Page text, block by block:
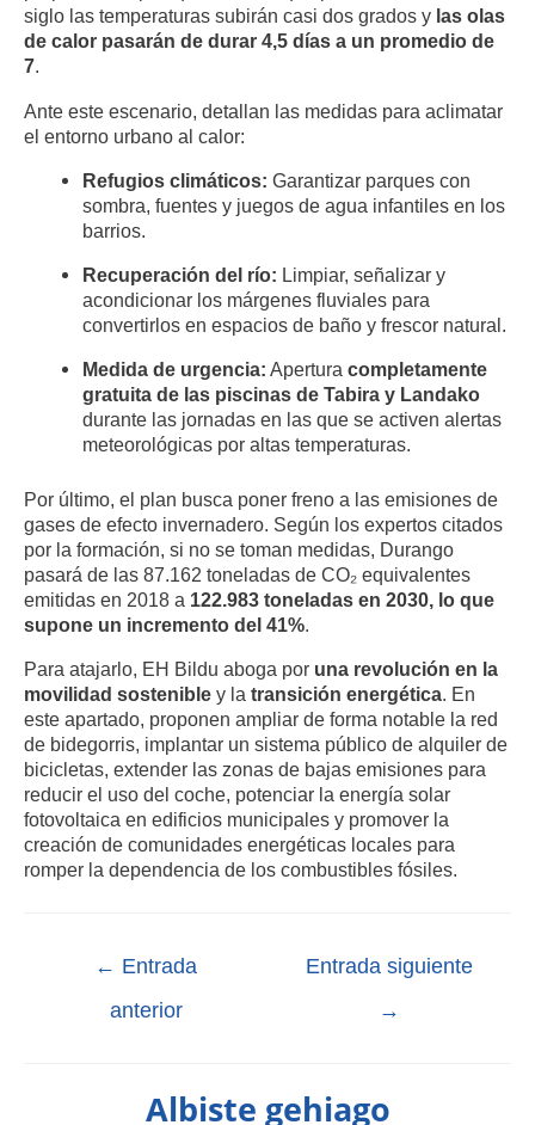
siglo las temperaturas subirán casi dos grados y las olas
de calor pasarán de durar 4,5 días a un promedio de
7.
Ante este escenario, detallan las medidas para aclimatar
el entorno urbano al calor:
Refugios climáticos: Garantizar parques con
sombra, fuentes y juegos de agua infantiles en los
barrios.
Recuperación del río: Limpiar, señalizar y
acondicionar los márgenes fluviales para
convertirlos en espacios de baño y frescor natural.
Medida de urgencia: Aperturacompletamente
gratuita de las piscinas de Tabira y Landako
durante las jornadas en las que se activen alertas
meteorológicas por altas temperaturas.
Por último, el plan busca poner freno a las emisiones de
gases de efecto invernadero. Según los expertos citados
por la formación, si no se toman medidas, Durango
pasará de las 87.162 toneladas de CO₂ equivalentes
emitidas en 2018 a 122.983 toneladas en 2030, lo que
supone un incremento del 41%.
Para atajarlo, EH Bildu aboga por una revolución en la
movilidad sostenible y la transición energética. En
este apartado, proponen ampliar de forma notable la red
de bidegorris, implantar un sistema público de alquiler de
bicicletas, extender las zonas de bajas emisiones para
reducir el uso del coche, potenciar la energía solar
fotovoltaica en edificios municipales y promover la
creación de comunidades energéticas locales para
romper la dependencia de los combustibles fósiles.
← Entrada
anterior
Entrada siguiente
→
Albiste gehiago